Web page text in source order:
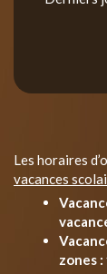
Les horaires
vacances
zones :